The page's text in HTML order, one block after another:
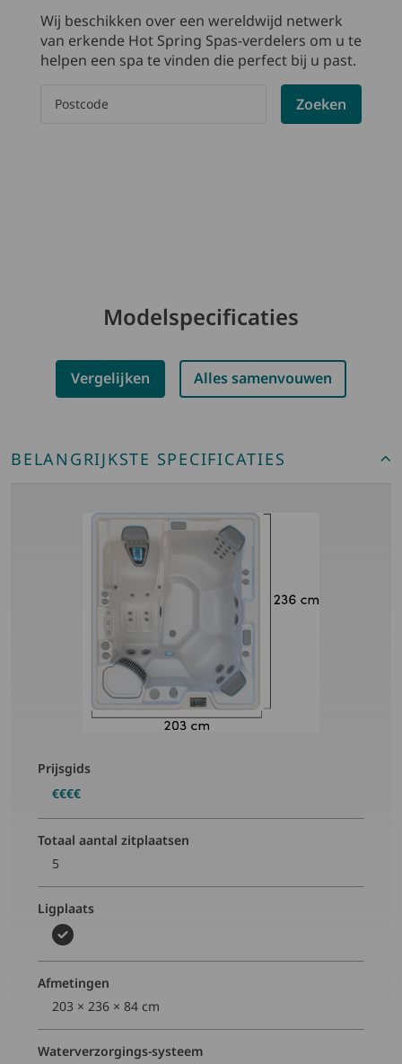
Wij beschikken over een wereldwijd netwerk
van erkende Hot Spring Spas-verdelers om u te
helpen een spa te vinden die perfect bij u past.
Zoeken
Modelspecificaties
Vergelijken Alles samenvouwen
BELANGRIJKSTE SPECIFICATIES
Prijsgids
€€€€
Totaal aantal zitplaatsen
5
Ligplaats
Afmetingen
203 × 236 × 84 cm
Waterverzorgings-systeem